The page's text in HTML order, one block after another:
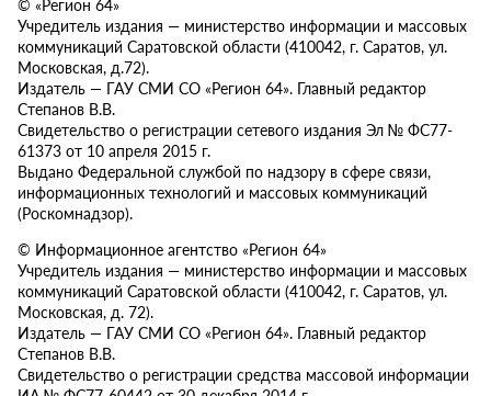
Учредитель издания — министерство информации и массовых
коммуникаций Саратовской области (410042, г. Саратов, ул.
Московская, д.72).
Издатель — ГАУ СМИ СО «Регион 64». Главный редактор
Степанов В.В.
Свидетельство о регистрации сетевого издания Эл № ФС77-
61373 от 10 апреля 2015 г.
Выдано Федеральной службой по надзору в сфере связи,
информационных технологий и массовых коммуникаций
(Роскомнадзор).
© Информационное агентство «Регион 64»
Учредитель издания — министерство информации и массовых
коммуникаций Саратовской области (410042, г. Саратов, ул.
Московская, д. 72).
Издатель — ГАУ СМИ СО «Регион 64». Главный редактор
Степанов В.В.
Свидетельство о регистрации средства массовой информации